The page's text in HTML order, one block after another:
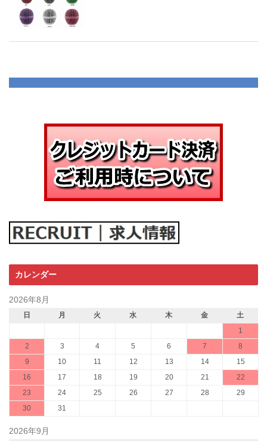
カレンダー
2026年8月
日 月 火 水 木 金
土
1
2
3 4 5 6 7
8
9
10 11 12 13 14
15
16
17 18 19 20 21
22
23
24 25 26 27 28
29
30
31
2026年9月